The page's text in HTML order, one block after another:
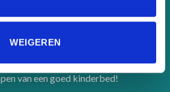
WEIGEREN
kinderbedden en accessoires
van een goed kinderbed!